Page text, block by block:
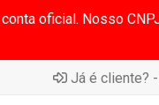
oficial. Nosso
Já é cliente?